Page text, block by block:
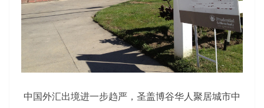
中国外汇出境进一步趋严，圣盖博谷华人聚居城市中